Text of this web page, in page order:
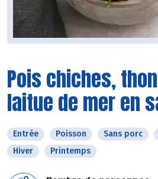
Pois chiches,
laitue de mer en
Entrée Poisson Sans porc
Hiver
Printemps